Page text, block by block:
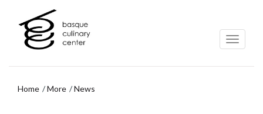
navigation
Home More News